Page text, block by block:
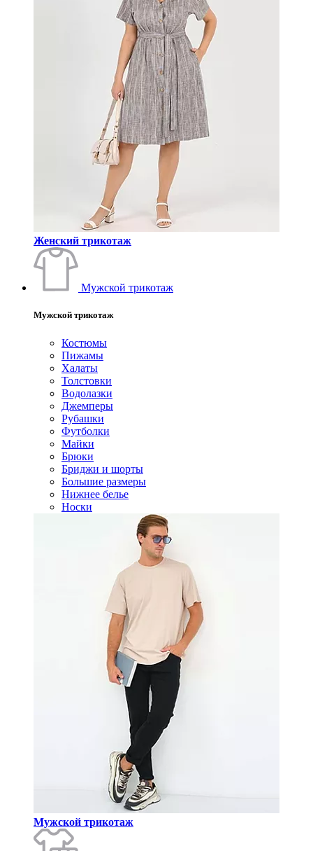
Женский трикотаж
Мужской трикотаж
Мужской трикотаж
Костюмы
Пижамы
Халаты
Толстовки
Водолазки
Джемперы
Рубашки
Футболки
Майки
Брюки
Бриджи и шорты
Большие размеры
Нижнее белье
Носки
Мужской трикотаж